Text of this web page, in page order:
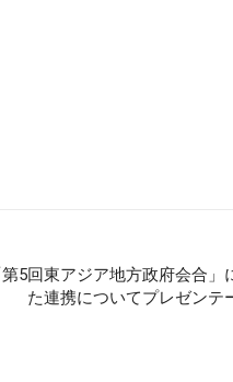
第5回東アジア地方政府会合」
た連携についてプレゼンテ